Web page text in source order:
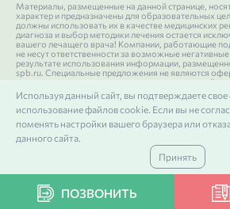
Материалы, размещенные на данной странице,
характер и предназначены для образовательных
должны использовать их в качестве медицинских
диагноза и выбор методики лечения остается
вашего лечащего врача! Компании, работающие
не несут ответственности за возможные
результате использования информации,
spb.ru. Специальные предложения не являются
использование или копирование материалов сайта
разрешения правообладателя и только со ссылкой
spb.ru.
ИМЕЮТСЯ ПРОТИВОПОКАЗАНИЯ.
КОНСУЛЬТАЦИЯ СПЕЦИАЛИСТОВ
This site is protected by reCAPTCHA and the Google
Используя данный сайт, вы подтверждаете свое
использование файлов cookie. Если вы не
поменять настройки вашего браузера или
данного сайта.
Принять
ПОЗВОНИТЬ